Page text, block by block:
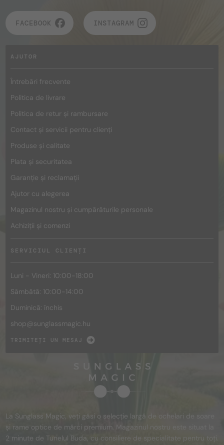
FACEBOOK INSTAGRAM
AJUTOR
Întrebări frecvente
Politica de livrare
Politica de retur și rambursare
Contact și servicii pentru clienți
Produse și calitate
Plata și securitatea
Garanție și reclamații
Ajutor cu alegerea
Magazinul nostru și cumpărăturile personale
Achiziții și comenzi
SERVICIUL CLIENȚI
Luni - Vineri: 10:00-18:00
Sâmbătă: 10:00-14:00
Duminică: închis
shop@sunglassmagic.hu
TRIMITEȚI UN MESAJ
La Sunglass Magic, veți găsi o selecție largă de ochelari de soare
și rame optice de mărci premium. Magazinul nostru este situat la
2 minute de Tunelul Buda, cu consiliere de specialitate pentru toți.